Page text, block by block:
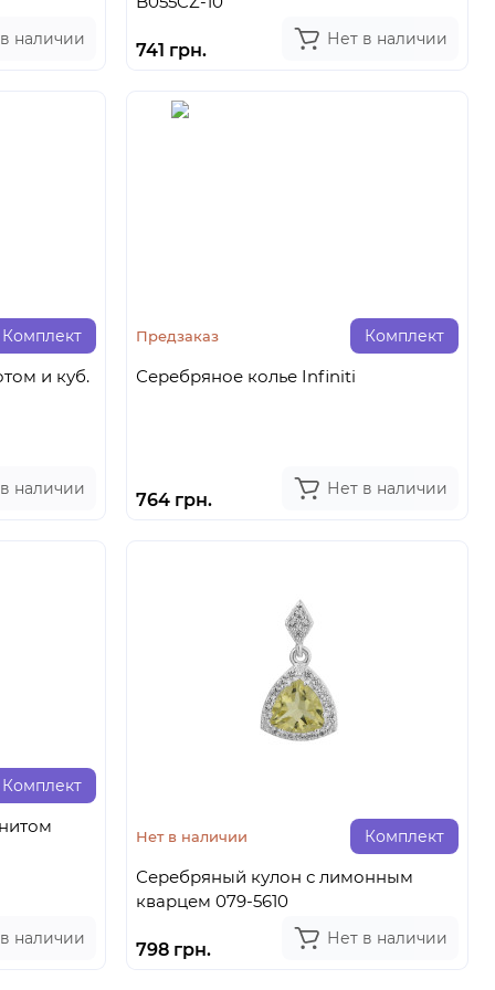
наличии
741 грн.
Нет в наличии
Комплект
и куб.
наличии
Комплект
Предзаказ
Серебряное колье Infiniti
764 грн.
Нет в наличии
Комплект
наличии
Комплект
Нет в наличии
Серебряный кулон с лимонным
кварцем 079-5610
798 грн.
Нет в наличии